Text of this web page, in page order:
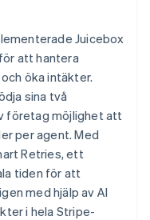
Juicebox
att hantera
öka intäkter.
sina två
företag möjlighet att
per agent. Med
Retries, ett
tiden för att
med hjälp av AI
i hela Stripe-